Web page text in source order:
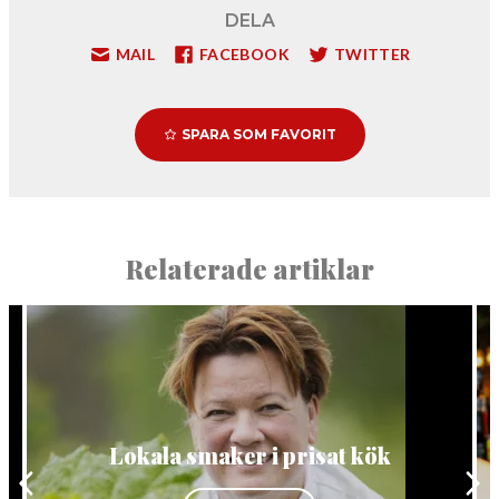
DELA
MAIL FACEBOOK TWITTER
SPARA SOM FAVORIT
Relaterade artiklar
Lokala smaker i prisat kök